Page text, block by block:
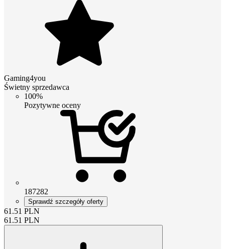
Gaming4you
Świetny sprzedawca
100%
Pozytywne oceny
187282
Sprawdź szczegóły oferty
61.51 PLN
61.51 PLN